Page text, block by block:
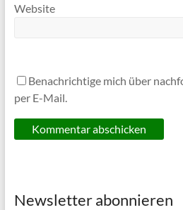
Website
Benachrichtige mich über
per E-Mail.
Newsletter abonnieren